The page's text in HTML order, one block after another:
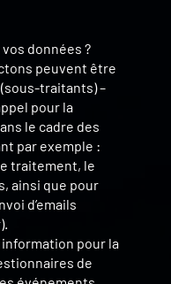
données ?
peuvent être
traitants) –
pour la
le cadre des
par exemple :
traitement, le
ainsi que pour
d’emails
pour la
de